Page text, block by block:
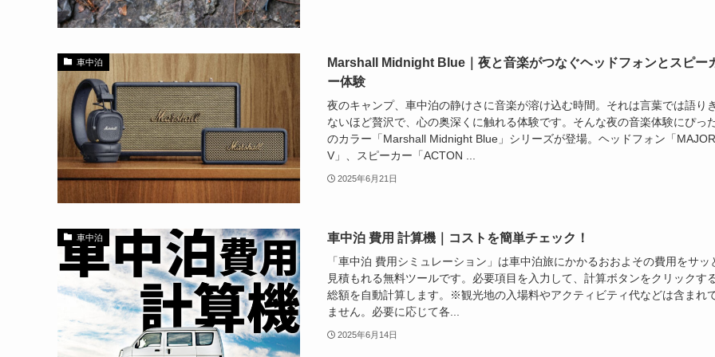
車中泊
Marshall Midnight Blue｜夜と音楽がつなぐヘッドフォンとスピー
ー体験
夜のキャンプ、車中泊の静けさに音楽が溶け込む時間。それは言葉では語り
ないほど贅沢で、心の奥深くに触れる体験です。そんな夜の音楽体験にぴっ
のカラー「Marshall Midnight Blue」シリーズが登場。ヘッドフォン「MAJOR
V」、スピーカー「ACTON ...
2025年6月21日
車中泊 車中泊 費用 計算機｜コストを簡単チェック！
「車中泊 費用シミュレーション」は車中泊旅にかかるおおよその費用をサッ
見積もれる無料ツールです。必要項目を入力して、計算ボタンをクリックす
総額を自動計算します。※観光地の入場料やアクティビティ代などは含まれ
ません。必要に応じて各...
2025年6月14日